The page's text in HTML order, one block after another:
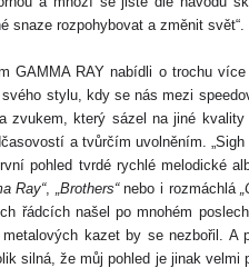
snaze rozpohybovat a změnit svět“.
GAMMA RAY nabídli o trochu
stylu, kdyse nás mezi
zvukem, který sázel na jiné
a tvůrčím uvolněním. „Sigh
pohled tvrdé rychlé melodické
Ray“, „Brothers“nebo i rozmáchlá „
řádcích našel po mnohém
metalových kazet by se nezbořil. A
silná, žemůjpohled je jinak velmi